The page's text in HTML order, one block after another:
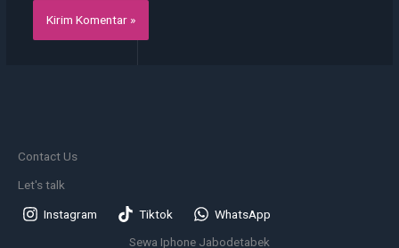
Contact Us
Let's talk
Instagram Tiktok
WhatsApp
Sewa Iphone Jabodetabek